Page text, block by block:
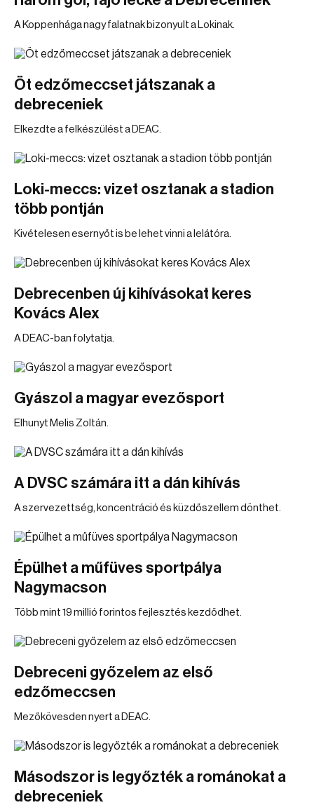
A Koppenhága nagy falatnak bizonyult a Lokinak.
Öt edzőmeccset játszanak a
debreceniek
Elkezdte a felkészülést a DEAC.
Loki-meccs: vizet osztanak a stadion
több pontján
Kivételesen esernyőt is be lehet vinni a lelátóra.
Debrecenben új kihívásokat keres
Kovács Alex
A DEAC-ban folytatja.
Gyászol a magyar evezősport
Elhunyt Melis Zoltán.
A DVSC számára itt a dán kihívás
A szervezettség, koncentráció és küzdőszellem dönthet.
Épülhet a műfüves sportpálya
Nagymacson
Több mint 19 millió forintos fejlesztés kezdődhet.
Debreceni győzelem az első
edzőmeccsen
Mezőkövesden nyert a DEAC.
Másodszor is legyőzték a románokat a
debreceniek